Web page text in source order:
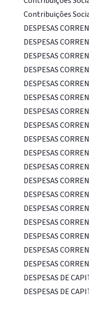
Contribuições
DESPESAS
DESPESAS
DESPESAS
DESPESAS
DESPESAS
DESPESAS
DESPESAS
DESPESAS
DESPESAS
DESPESAS
DESPESAS
DESPESAS
DESPESAS
DESPESAS
DESPESAS
DESPESAS
DESPESAS
DESPESAS
DESPESAS DE
DESPESAS DE